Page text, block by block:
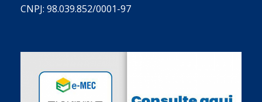
CNPJ: 98.039.852/0001-97